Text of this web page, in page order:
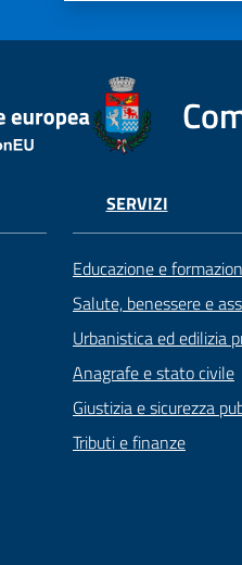
SERVIZI
Educazione e
Salute, benessere e
Urbanistica ed edilizia
Anagrafe e stato civile
Giustizia e sicurezza
Tributi e finanze